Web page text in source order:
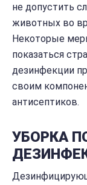
не допустить
животных во
Некоторые
показаться
дезинфекции
своим
антисептиков.
УБОРКА